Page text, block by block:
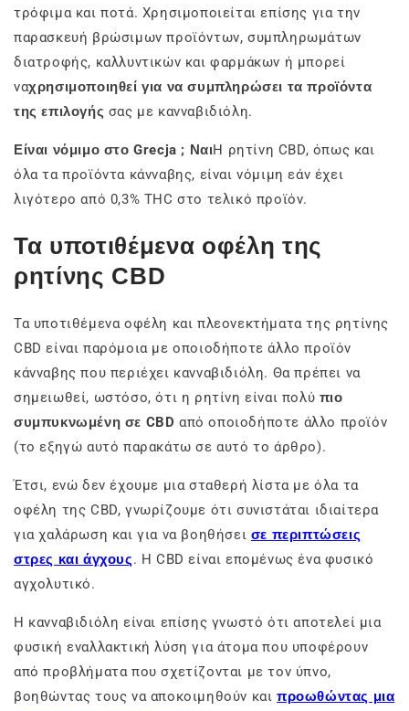
τρόφιμα και ποτά. Χρησιμοποιείται επίσης για την
παρασκευή βρώσιμων προϊόντων, συμπληρωμάτων
διατροφής, καλλυντικών και φαρμάκων ή μπορεί
ναχρησιμοποιηθεί για να συμπληρώσει τα προϊόντα
της επιλογής σας με κανναβιδιόλη.
Είναι νόμιμο στο Grecja ; ΝαιΗ ρητίνη CBD, όπως και
όλα τα προϊόντα κάνναβης, είναι νόμιμη εάν έχει
λιγότερο από 0,3% THC στο τελικό προϊόν.
Τα υποτιθέμενα οφέλη της
ρητίνης CBD
Τα υποτιθέμενα οφέλη και πλεονεκτήματα της ρητίνης
CBD είναι παρόμοια με οποιοδήποτε άλλο προϊόν
κάνναβης που περιέχει κανναβιδιόλη. Θα πρέπει να
σημειωθεί, ωστόσο, ότι η ρητίνη είναι πολύ πιο
συμπυκνωμένη σε CBD από οποιοδήποτε άλλο προϊόν
(το εξηγώ αυτό παρακάτω σε αυτό το άρθρο).
Έτσι, ενώ δεν έχουμε μια σταθερή λίστα με όλα τα
οφέλη της CBD, γνωρίζουμε ότι συνιστάται ιδιαίτερα
για χαλάρωση και για να βοηθήσει σε περιπτώσεις
στρες και άγχους. Η CBD είναι επομένως ένα φυσικό
αγχολυτικό.
Η κανναβιδιόλη είναι επίσης γνωστό ότι αποτελεί μια
φυσική εναλλακτική λύση για άτομα που υποφέρουν
από προβλήματα που σχετίζονται με τον ύπνο,
βοηθώντας τους να αποκοιμηθούν και προωθώντας μια